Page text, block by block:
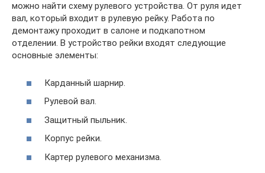
можно найти схему рулевого устройства. От руля идет
вал, который входит в рулевую рейку. Работа по
демонтажу проходит в салоне и подкапотном
отделении. В устройство рейки входят следующие
основные элементы:
Карданный шарнир.
Рулевой вал.
Защитный пыльник.
Корпус рейки.
Картер рулевого механизма.